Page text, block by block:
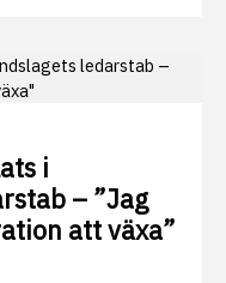
i
– ”Jag
att växa”